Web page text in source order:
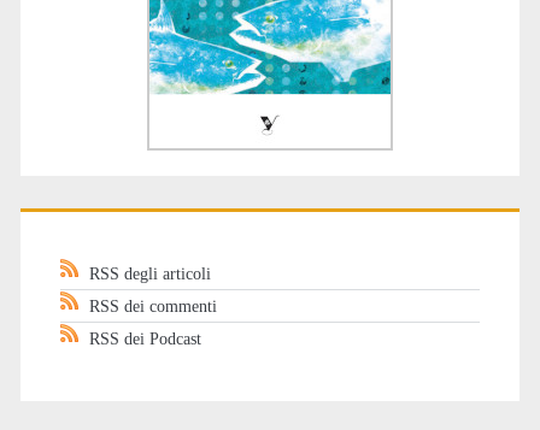
RSS degli articoli
RSS dei commenti
RSS dei Podcast